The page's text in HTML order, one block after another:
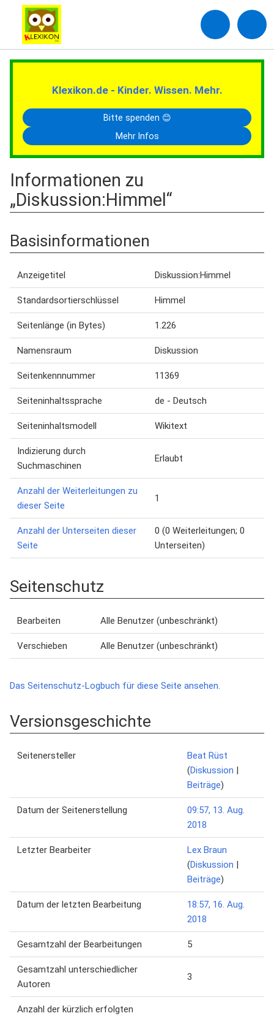
Klexikon.de - Kinder. Wissen. Mehr.
Bitte spenden 😊
Mehr Infos
Informationen zu
„Diskussion:Himmel“
Basisinformationen
Anzeigetitel Diskussion:Himmel
Standardsortierschlüssel Himmel
Seitenlänge (in Bytes) 1.226
Namensraum Diskussion
Seitenkennnummer 11369
Seiteninhaltssprache de - Deutsch
Seiteninhaltsmodell Wikitext
Indizierung durch
Suchmaschinen
Erlaubt
Anzahl der Weiterleitungen zu
dieser Seite
1
Anzahl der Unterseiten dieser
Seite
0 (0 Weiterleitungen; 0
Unterseiten)
Seitenschutz
Bearbeiten Alle Benutzer (unbeschränkt)
Verschieben Alle Benutzer (unbeschränkt)
Das Seitenschutz-Logbuch für diese Seite ansehen.
Versionsgeschichte
Seitenersteller
Beat Rüst
(Diskussion |
Beiträge)
Datum der Seitenerstellung
09:57, 13. Aug.
2018
Letzter Bearbeiter
Lex Braun
(Diskussion |
Beiträge)
Datum der letzten Bearbeitung
18:57, 16. Aug.
2018
Gesamtzahl der Bearbeitungen 5
Gesamtzahl unterschiedlicher
Autoren
3
Anzahl der kürzlich erfolgten